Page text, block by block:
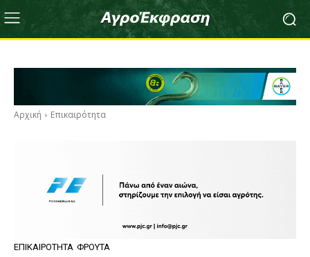
Αρχική Επικαιρότητα
ΕΠΙΚΑΙΡΌΤΗΤΑ ΦΡΟΎΤΑ